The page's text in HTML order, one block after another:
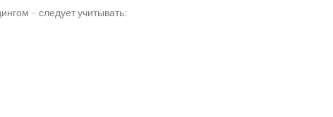
– следует учитывать: